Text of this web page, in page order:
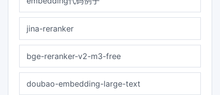
jina-reranker
bge-reranker-v2-m3-free
doubao-embedding-large-text